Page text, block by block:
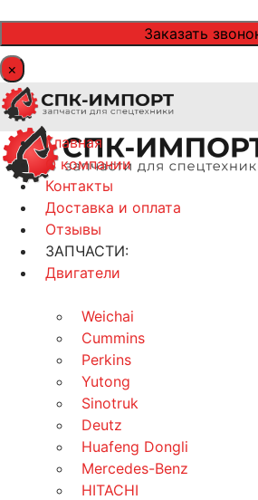
×
Главная
О компании
Контакты
Доставка и оплата
Отзывы
ЗАПЧАСТИ:
Двигатели
Weichai
Cummins
Perkins
Yutong
Sinotruk
Deutz
Huafeng Dongli
Mercedes-Benz
HITACHI